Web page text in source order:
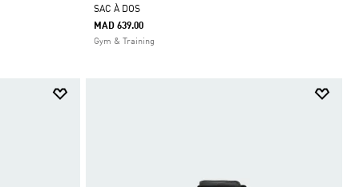
SAC À DOS
MAD 639.00
Gym & Training